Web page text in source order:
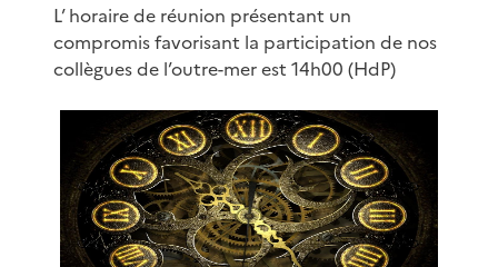
L’ horaire de réunion présentant un
compromis favorisant la participation de nos
collègues de l’outre-mer est 14h00 (HdP)